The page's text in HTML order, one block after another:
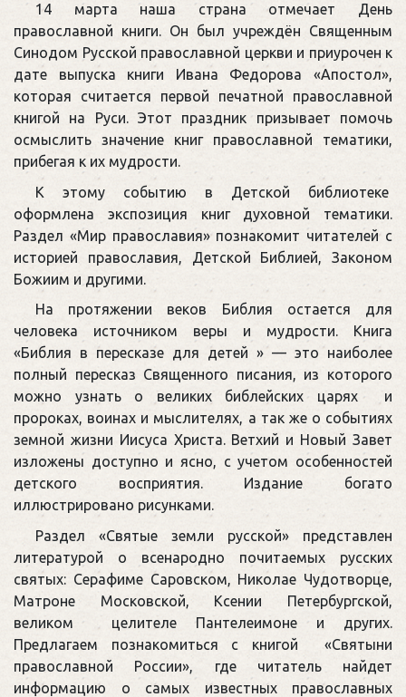
14 марта наша страна отмечает День
православной книги. Он был учреждён Священным
Синодом Русской православной церкви и приурочен к
дате выпуска книги Ивана Федорова «Апостол»,
которая считается первой печатной православной
книгой на Руси. Этот праздник призывает помочь
осмыслить значение книг православной тематики,
прибегая к их мудрости.
К этому событию в Детской библиотеке
оформлена экспозиция книг духовной тематики.
Раздел «Мир православия» познакомит читателей с
историей православия, Детской Библией, Законом
Божиим и другими.
На протяжении веков Библия остается для
человека источником веры и мудрости. Книга
«Библия в пересказе для детей » — это наиболее
полный пересказ Священного писания, из которого
можно узнать о великих библейских царях и
пророках, воинах и мыслителях, а так же о событиях
земной жизни Иисуса Христа. Ветхий и Новый Завет
изложены доступно и ясно, с учетом особенностей
детского восприятия. Издание богато
иллюстрировано рисунками.
Раздел «Святые земли русской» представлен
литературой о всенародно почитаемых русских
святых: Серафиме Саровском, Николае Чудотворце,
Матроне Московской, Ксении Петербургской,
великом целителе Пантелеимоне и других.
Предлагаем познакомиться с книгой «Святыни
православной России», где читатель найдет
информацию о самых известных православных